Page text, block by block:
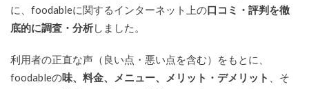
に、foodableに関するインターネット上の口コミ・評判を徹
底的に調査・分析しました。
利用者の正直な声（良い点・悪い点を含む）をもとに、
foodableの味、料金、メニュー、メリット・デメリット
、そ